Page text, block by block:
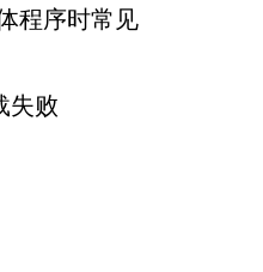
程序时常见
失败